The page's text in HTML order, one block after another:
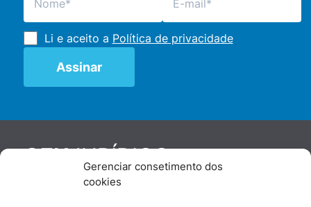
Gerenciar consetimento dos
cookies
Li e aceito a Política de privacidade
GENJURÍDICO
De maneira independente, os autores e